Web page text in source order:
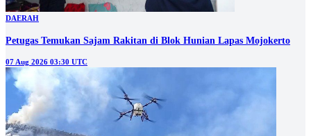
DAERAH
Petugas Temukan Sajam Rakitan di Blok Hunian Lapas Mojokerto
07 Aug 2026 03:30 UTC